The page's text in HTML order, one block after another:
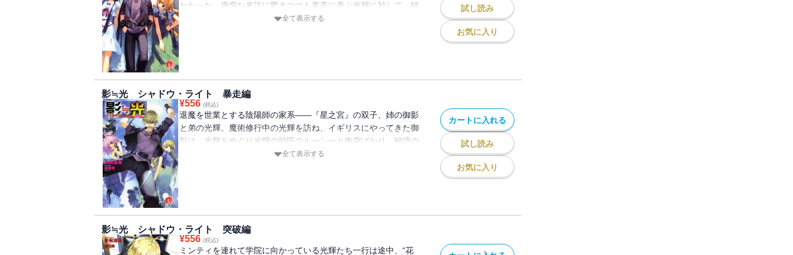
わたった。唐突な来訪に驚きつつも素直に喜ぶ光輝に対して、師
匠のルーシーは邪魔者が来たと不機嫌そのもの。翌日、修行の様
全て表示する
試し読み
お気に入り
影≒光 シャドウ・ライト 暴走編
¥556 (税込)
退魔を世業とする陰陽師の家系――『星之宮』の双子、姉の御影
と弟の光輝。魔術修行中の光輝を訪ね、イギリスにやってきた御
影は、光輝をめぐり光輝の師匠のルーシーと衝突ばかり。秘境の
森で氷漬けにされ、捕らわれていた魔術師ジュエルを家に送り届
全て表示する
カートに入れる
試し読み
お気に入り
影≒光 シャドウ・ライト 突破編
¥556 (税込)
ミンティを連れて学院に向かっている光輝たち一行は途中、“花